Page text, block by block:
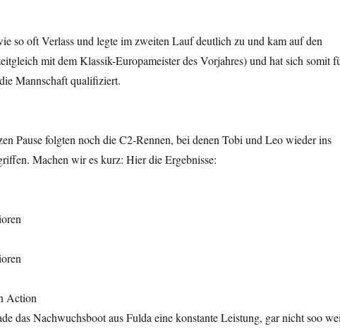
so oft Verlass und legte im zweiten Lauf deutlich zu und kam auf den
mit dem Klassik-Europameister des Vorjahres) und hat sich somit
Mannschaft qualifiziert.
Pause folgten noch die C2-Rennen, bei denen Tobi und Leo wieder ins
Machen wir es kurz: Hier die Ergebnisse:
Action
das Nachwuchsboot aus Fulda eine konstante Leistung, gar nicht soo